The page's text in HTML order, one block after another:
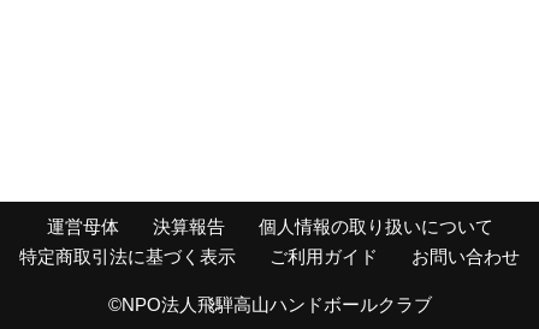
運営母体 決算報告
個人情報の取り扱いについて
特定商取引法に基づく表示
ご利用ガイド お問い合わせ
©NPO法人飛騨高山ハンドボールクラブ